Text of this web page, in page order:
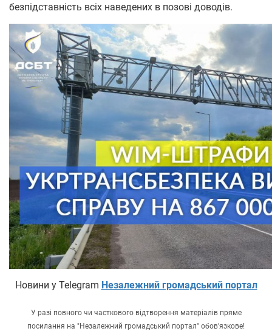
безпідставність всіх наведених в позові доводів.
Новини у Telegram Незалежний громадський портал
У разі повного чи часткового відтворення матеріалів пряме
посилання на "Незалежний громадський портал" обов'язкове!